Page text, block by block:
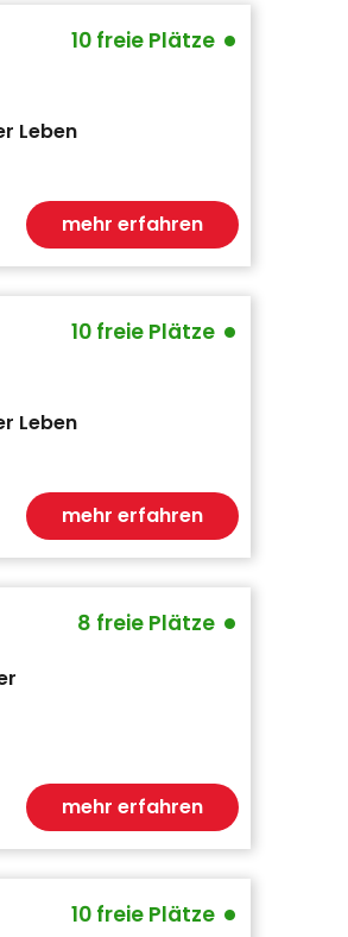
Leben
10 freie Plätze •
mehr erfahren
Leben
10 freie Plätze •
mehr erfahren
8 freie Plätze •
mehr erfahren
10 freie Plätze •